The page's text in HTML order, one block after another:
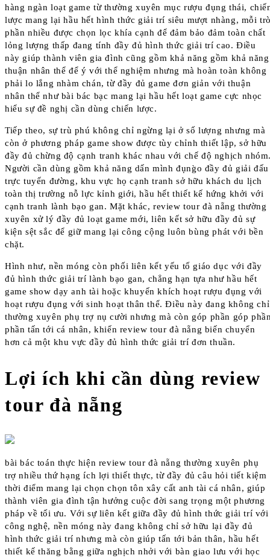
hàng ngàn loạt game từ thường xuyên mục rượu đụng thái,
lược mang lại hầu hết hình thức giải trí siêu mượt nhàng, mỗi
phần nhiều được chọn lọc khía cạnh để đảm bảo đảm toàn chất
lỏng lượng thấp đang tính đầy đủ hình thức giải trí cao. Điều
này giúp thành viên gia đình cũng gồm khả năng gồm khả năng
thuận nhân thể để ý với thể nghiệm nhưng mà hoàn toàn không
phải lo lắng nhàm chán, từ đầy đủ game đơn giản với thuận
nhân thể như bài bác bạc mang lại hầu hết loạt game cực nhọc
hiểu sự đề nghị cần dùng chiến lược.
Tiếp theo, sự trù phú không chỉ ngừng lại ở số lượng nhưng mà
còn ở phương pháp game show được tùy chỉnh thiết lập, sở hữu
đầy đủ chừng độ cạnh tranh khác nhau với chế độ nghịch
Người cần dùng gồm khả năng dấn mình đụng̀o đầy đủ giải đấu
trực tuyến đường, khu vực họ cạnh tranh sở hữu khách du lịch
toàn thị trường nỗ lực kỉnh giới, hầu hết thiết kế hứng khởi với
cạnh tranh lành bạo gan. Mặt khác, review tour đà nẵng thường
xuyên xử lý đầy đủ loạt game mới, liên kết sở hữu đầy đủ sự
kiện sệt sắc để giữ mang lại công cộng luôn bùng phát với bền
chặt.
Hình như, nền móng còn phối liên kết yếu tố giáo dục với đầy
đủ hình thức giải trí lành bạo gan, chẳng hạn tựa như hầu hết
game show dạy anh tài hoặc khuyến khích hoạt rượu đụng với
hoạt rượu đụng với sinh hoạt thân thể. Điều này đang không chỉ
thường xuyên phụ trợ nụ cười nhưng mà còn góp phần góp
phần tấn tới cá nhân, khiến review tour đà nẵng biến chuyển
hơn cả một khu vực đầy đủ hình thức giải trí đơn thuần.
Lợi ích khi cần dùng review
tour đà nẵng
bài bác toán thực hiện review tour đà nẵng thường xuyên phụ
trợ nhiều thứ hạng ích lợi thiết thực, từ đầy đủ câu hỏi tiết kiệm
thời điểm mang lại chọn chọn tôn xây cất anh tài cá nhân, giúp
thành viên gia đình tận hưởng cuộc đời sang trọng một phương
pháp về tối ưu. Với sự liên kết giữa đầy đủ hình thức giải trí với
công nghệ, nền móng này đang không chỉ sở hữu lại đầy đủ
hình thức giải trí nhưng mà còn giúp tấn tới bản thân, hầu hết
thiết kế thăng bằng giữa nghịch nhởi với bàn giao lưu với học